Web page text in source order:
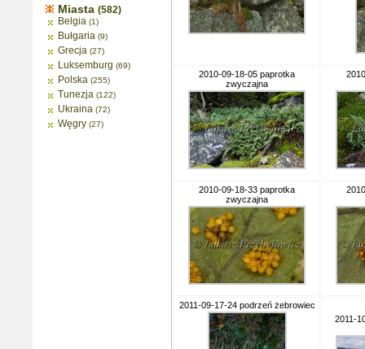
Miasta (582)
Belgia (1)
Bułgaria (9)
Grecja (27)
Luksemburg (69)
Polska (255)
Tunezja (122)
Ukraina (72)
Węgry (27)
2010-09-18-05 paprotka
zwyczajna
2010-09-18-33 paprotka
zwyczajna
2011-09-17-24 podrzeń żebrowiec
2011-